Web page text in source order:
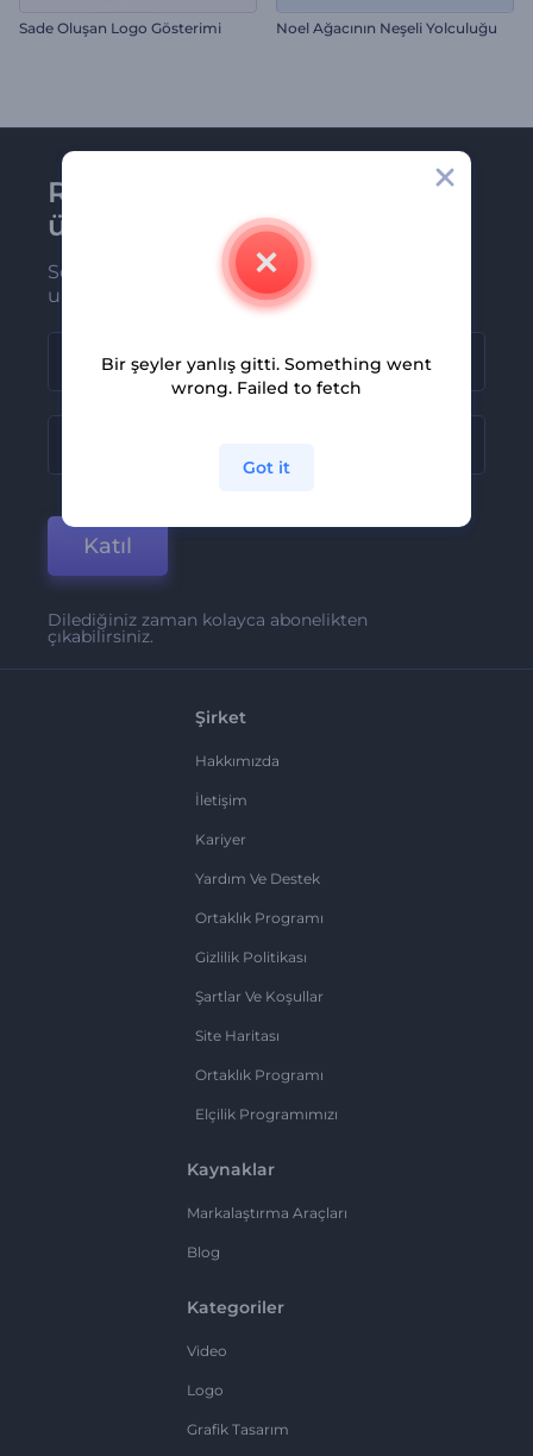
Sade Oluşan Logo Gösterimi Noel Ağacının Neşeli Yolculuğu
Renderforest bültenine
üye olun
Son haber ve tekliflerimiz ilk olarak size
ulaşsın
Katıl
Dilediğiniz zaman kolayca abonelikten
çıkabilirsiniz.
Şirket
Hakkımızda
İletişim
Kariyer
Yardım Ve Destek
Ortaklık Programı
Gizlilik Politikası
Şartlar Ve Koşullar
Site Haritası
Ortaklık Programı
Elçilik Programımızı
Kaynaklar
Markalaştırma Araçları
Blog
Kategoriler
Video
Logo
Grafik Tasarım
Bir şeyler yanlış gitti. Something went
wrong. Failed to fetch
Got it